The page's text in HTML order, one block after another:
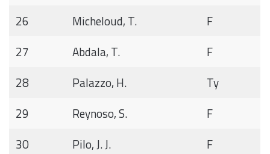
26
Micheloud, T.
F
27
Abdala, T.
F
28
Palazzo, H.
Ty
29
Reynoso, S.
F
30
Pilo, J. J.
F